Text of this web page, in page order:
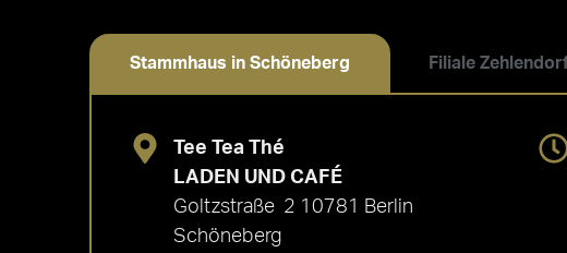
Stammhaus in Schöneberg Filiale
Tee Tea Thé
LADEN UND CAFÉ
Goltzstraße 2 10781 Berlin
Schöneberg